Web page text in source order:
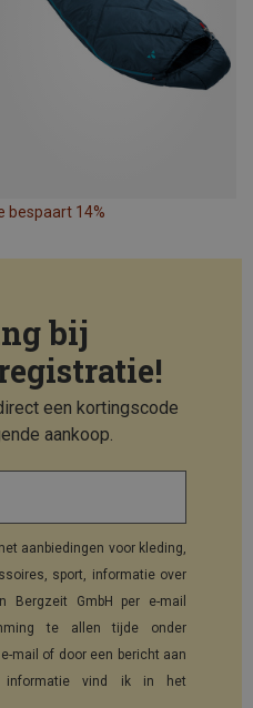
bespaart 14%
bij
een kortingscode
aankoop.
aanbiedingen voor kleding,
sport, informatie over
GmbH per e-mail
te allen tijde onder
mail of door een bericht aan
informatie vind ik in het